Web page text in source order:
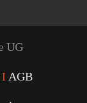
UG
I AGB